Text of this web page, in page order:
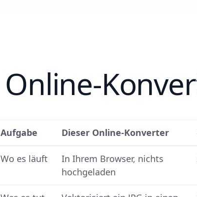
Online-
Aufgabe Dieser Online-Konverter
Wo es läuft
In Ihrem Browser, nichts
hochgeladen